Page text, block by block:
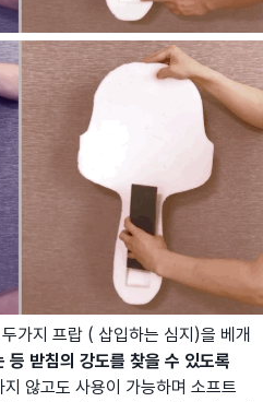
가지 프랍 ( 삽입하는 심지)을 베개
등 받침의 강도를 찾을 수 있도록
않고도 사용이 가능하며 소프트